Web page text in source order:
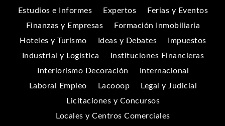
Estudios e Informes
Expertos
Ferias y Eventos
Finanzas y Empresas
Formación Inmobiliaria
Hoteles y Turismo
Ideas y Debates
Impuestos
Industrial y Logística
Instituciones Financieras
Interiorismo Decoración
Internacional
Laboral Empleo
Lacooop
Legal y Judicial
Licitaciones y Concursos
Locales y Centros Comerciales